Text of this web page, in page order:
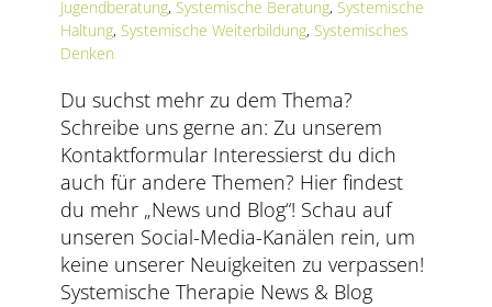
Jugendberatung, Systemische Beratung, Systemische
Haltung, Systemische Weiterbildung, Systemisches
Denken
Du suchst mehr zu dem Thema?
Schreibe uns gerne an: Zu unserem
Kontaktformular Interessierst du dich
auch für andere Themen? Hier findest
du mehr „News und Blog“! Schau auf
unseren Social-Media-Kanälen rein, um
keine unserer Neuigkeiten zu verpassen!
Systemische Therapie News & Blog